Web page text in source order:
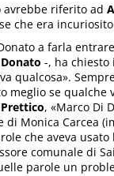
avrebbe riferito ad
che era
a farla
-, ha chiesto
qualcosa».
meglio se qualche
Prettico, «Marco Di
di Monica Carcea
che aveva
comunale di
parole un